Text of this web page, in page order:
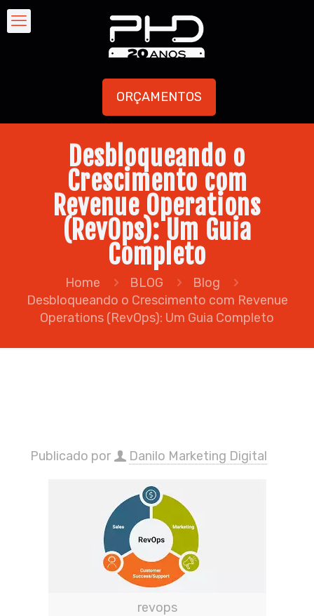
ORÇAMENTOS
Desbloqueando o
Crescimento com
Revenue Operations
(RevOps): Um Guia
Completo
Home BLOG
Blog
Desbloqueando o Crescimento com Revenue
Operations (RevOps): Um Guia Completo
Publicado por Danilo Marketing Digital
revops